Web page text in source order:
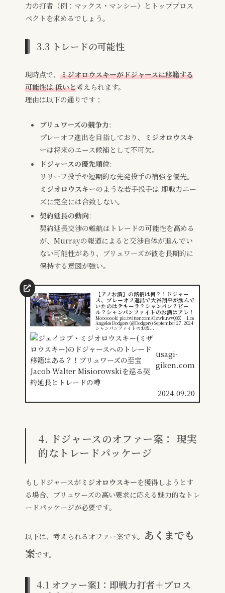
力の打者（例：マックス・マンシー）とトッププロス
ペクトを求めるでしょう。
3.3 トレードの可能性
現時点で、 ミジオロウスキーがドジャースに移籍する
可能性は 低いと考えられます。
理由は以下の通りです：
ブリュワーズの競争力:
プレーオフ進出を目指しており、
ミジオロウスキ
ーは将来のエース候補として不可欠。
ドジャースの優先順位:
リリーフ投手や短期的な先発投手の補強を優先。
ミジオロウスキーのような若手投手は 即戦力ニー
ズに完全には合致しない。
契約延長の動向:
契約延長交渉の難航はトレードの可能性を高める
が、Murrayの報道によると交渉自体が進んでい
ない可能性があり、ブリュワーズが彼を長期的に
保持する意図が強い。
【アノお酒】の銘柄は何？！ドジャー
ス、プレーオフ進出で大谷翔平が飲んで
いたのはテキーラ？シャンパン？ビー
ル？シャンパンファイトのお酒はアレ！
Mooooook! pic.twitter.com/OzwkuwvQ0Z— Los
Angeles Dodgers (@Dodgers) September 27, 2024
シャンパンファイトのお酒...
usagi-
giken.com
2024.09.20
4. ドジャースのオファー案： 現実
的なトレードパッケージ
もしドジャースがミジオロウスキーを獲得しようとす
る場合、ブリュワーズの高い要求に応える魅力的なトレ
ードパッケージが必要です。
以下は、考えられるオファー案です。 あくまでも
案です。
4.1 オファー案1：即戦力打者＋プロス